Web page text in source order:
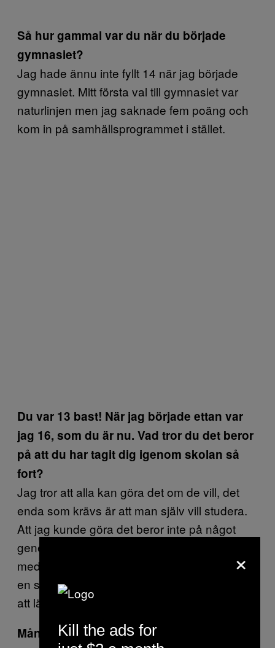
Så hur gammal var du när du började
gymnasiet?
Jag hade ännu inte fyllt 14 när jag började
gymnasiet. Mitt första val till gymnasiet var
naturlinjen men jag saknade fem poäng och
kom in på samhällsprogrammet i stället.
Du var 13 bast! När jag började ettan var
jag 16, som du är nu. Vad tror du det beror
på att du har tagit dig igenom skolan så
fort?
Jag tror att alla kan göra det om de vill, det
enda som krävs är att man själv vill studera.
Att jag kunde göra det beror inte på något
genetiskt. Jag har blivit bättre på att studera
med tiden. Jag delar upp allting och gör klart
en sak i taget, det är det lättaste sättet för mig
att lära mig.
Många börjar festa någon gång på
×
Kill the ads for